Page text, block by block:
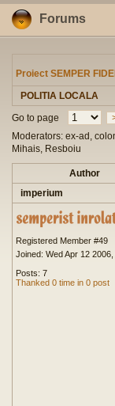
Forums
Proiect SEMPER
POLITIA LOCALA
Go to page
Moderators: ex-ad,
Mihais, Resboiu
Author
imperium
Registered Member #49
Joined: Wed Apr 12
Posts: 7
Thanked 0 time in 0 post